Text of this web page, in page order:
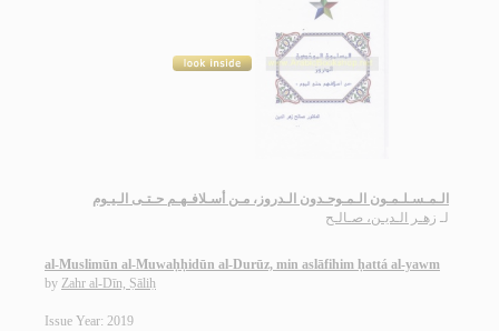
الـمـسـلـمـون الـمـوحـدون الـدروز، مـن أسـلافـهـم حـتـى الـيـوم
لـ زهـر الـديـن، صـالـح
al-Muslimūn al-Muwaḥḥidūn al-Durūz, min aslāfihim ḥattá al-yawm
by Zahr al-Dīn, Ṣāliḥ
Issue Year: 2019